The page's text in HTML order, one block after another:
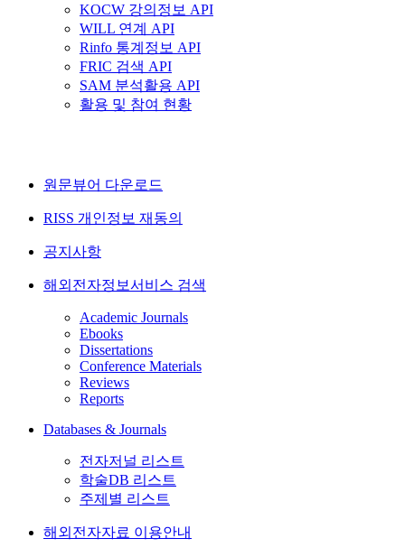
KOCW 강의정보 API
WILL 연계 API
Rinfo 통계정보 API
FRIC 검색 API
SAM 분석활용 API
활용 및 참여 현황
원문뷰어 다운로드
RISS 개인정보 재동의
공지사항
해외전자정보서비스 검색
Academic Journals
Ebooks
Dissertations
Conference Materials
Reviews
Reports
Databases & Journals
전자저널 리스트
학술DB 리스트
주제별 리스트
해외전자자료 이용안내